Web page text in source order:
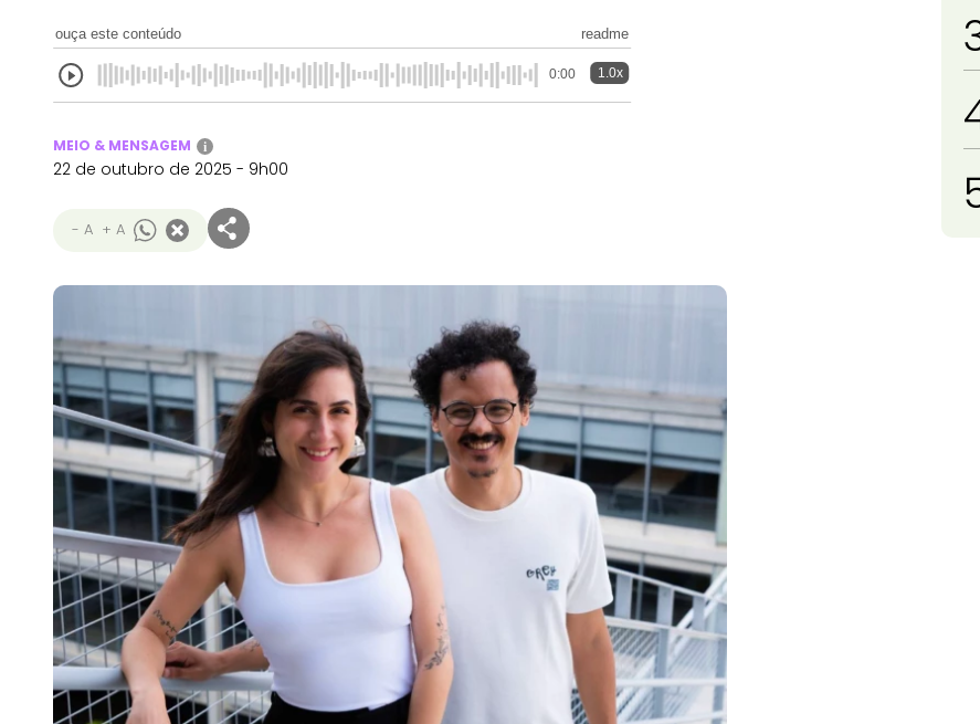
ouça este conteúdo readme
0:00 1.0x
MEIO & MENSAGEM i
22 de outubro de 2025 - 9h00
- A + A